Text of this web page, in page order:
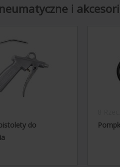
i
do